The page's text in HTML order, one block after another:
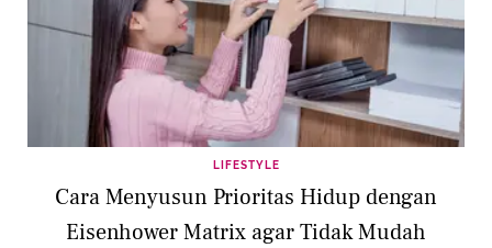
LIFESTYLE
Cara Menyusun Prioritas Hidup dengan
Eisenhower Matrix agar Tidak Mudah